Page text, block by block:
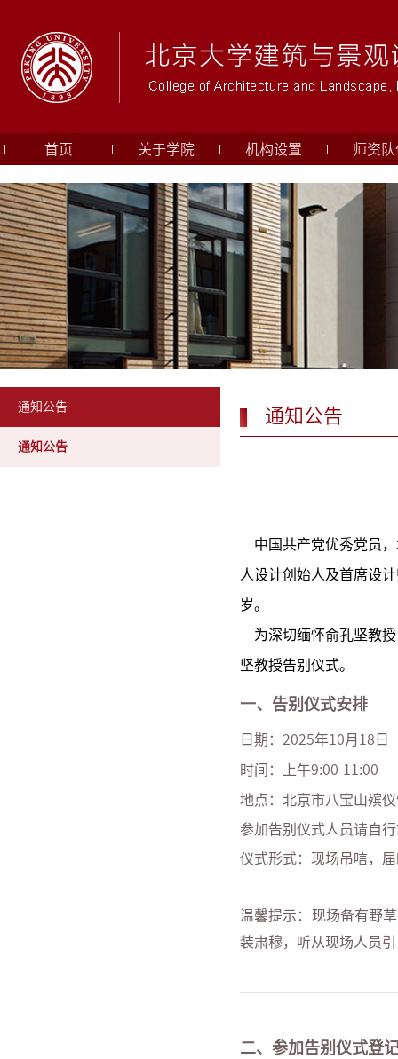
首页 关于学院 机构设置 师资队
通知公告
通知公告
通知公告
中国共产党优秀党员
人设计创始人及首席设
岁。
为深切缅怀俞孔坚教授
坚教授告别仪式。
一、告别仪式安排
日期： 2025年10月 18 日
时间：上午9:00-11:00
地点：北京市八宝山殡
参加告别仪式人员请自
仪式形式：现场吊唁，
温馨提示：现场备有野
装肃穆，听从现场人员
二、参加告别仪式登